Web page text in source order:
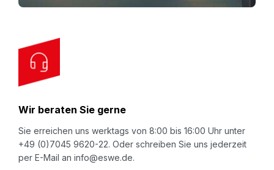
o
O
u
r
e
w
s
Wir beraten Sie gerne
Sie erreichen uns werktags von 8:00 bis 16:00 Uhr unter
+49 (0)7045 9620-22. Oder schreiben Sie uns jederzeit
per E-Mail an info@eswe.de.